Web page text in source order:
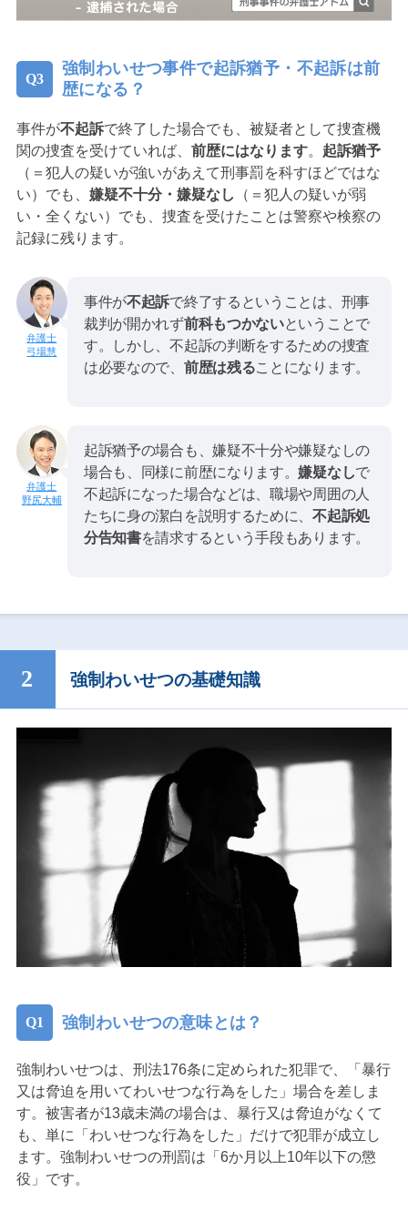
強制わいせつ事件で起訴猶予・不起訴は前
歴になる？
事件が不起訴で終了した場合でも、被疑者として捜査機
関の捜査を受けていれば、 前歴にはなります。 起訴猶予
（＝犯人の疑いが強いがあえて刑事罰を科すほどではな
い）でも、 嫌疑不十分・嫌疑なし
（＝犯人の疑いが弱
い・全くない）でも、捜査を受けたことは警察や検察の
記録に残ります。
弓場慧
事件が不起訴で終了するということは、刑事
裁判が開かれず前科もつかないということで
す。しかし、不起訴の判断をするための捜査
は必要なので、 前歴は残ることになります。
野尻大輔
起訴猶予の場合も、嫌疑不十分や嫌疑なしの
場合も、同様に前歴になります。嫌疑なしで
不起訴になった場合などは、職場や周囲の人
たちに身の潔白を説明するために、不起訴処
分告知書を請求するという手段もあります。
強制わいせつの基礎知識
強制わいせつの意味とは？
強制わいせつは、刑法176条に定められた犯罪で、「暴行
又は脅迫を用いてわいせつな行為をした」場合を差しま
す。被害者が13歳未満の場合は、暴行又は脅迫がなくて
も、単に「わいせつな行為をした」だけで犯罪が成立し
ます。強制わいせつの刑罰は「6か月以上10年以下の懲
役」です。